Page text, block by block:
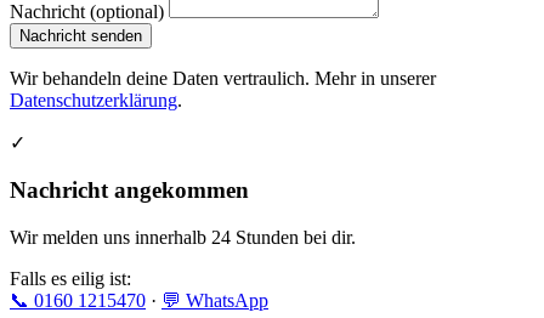
Nachricht (optional)
Nachricht senden
Wir behandeln deine Daten vertraulich. Mehr in unserer
Datenschutzerklärung.
✓
Nachricht angekommen
Wir melden uns innerhalb 24 Stunden bei dir.
Falls es eilig ist:
📞 0160 1215470 · 💬 WhatsApp